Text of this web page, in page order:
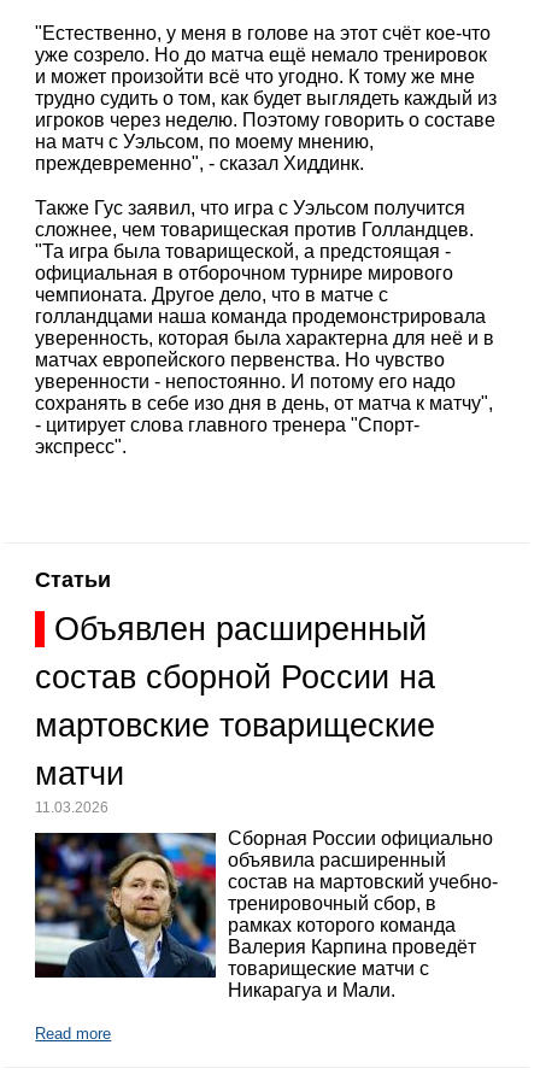
"Естественно, у меня в голове на этот счёт кое-что
уже созрело. Но до матча ещё немало тренировок
и может произойти всё что угодно. К тому же мне
трудно судить о том, как будет выглядеть каждый из
игроков через неделю. Поэтому говорить о составе
на матч с Уэльсом, по моему мнению,
преждевременно", - сказал Хиддинк.
Также Гус заявил, что игра с Уэльсом получится
сложнее, чем товарищеская против Голландцев.
"Та игра была товарищеской, а предстоящая -
официальная в отборочном турнире мирового
чемпионата. Другое дело, что в матче с
голландцами наша команда продемонстрировала
уверенность, которая была характерна для неё и в
матчах европейского первенства. Но чувство
уверенности - непостоянно. И потому его надо
сохранять в себе изо дня в день, от матча к матчу",
- цитирует слова главного тренера "Спорт-
экспресс".
Статьи
Объявлен расширенный
состав сборной России на
мартовские товарищеские
матчи
11.03.2026
Сборная России официально
объявила расширенный
состав на мартовский учебно-
тренировочный сбор, в
рамках которого команда
Валерия Карпина проведёт
товарищеские матчи с
Никарагуа и Мали.
Read more